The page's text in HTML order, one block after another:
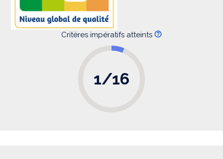
Critères impératifs atteints
1/16